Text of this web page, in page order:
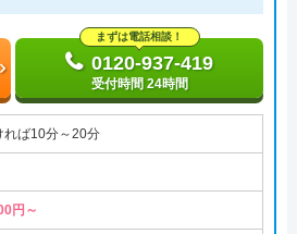
まずは電話相談！
0120-937-419
受付時間 24時間
れば10分～20分
円～